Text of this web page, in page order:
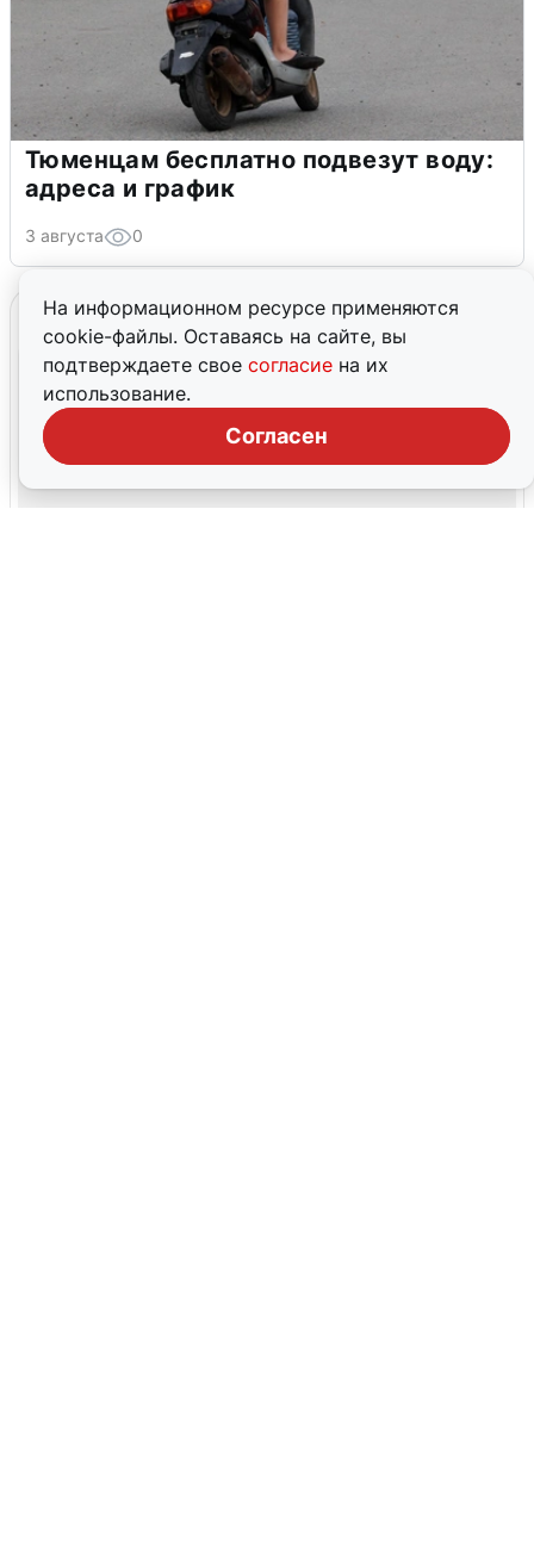
На информационном ресурсе применяются
cookie-файлы. Оставаясь на сайте, вы
подтверждаете свое согласие на их
использование.
Согласен
Тюменцам бесплатно подвезут воду:
адреса и график
3 августа 0